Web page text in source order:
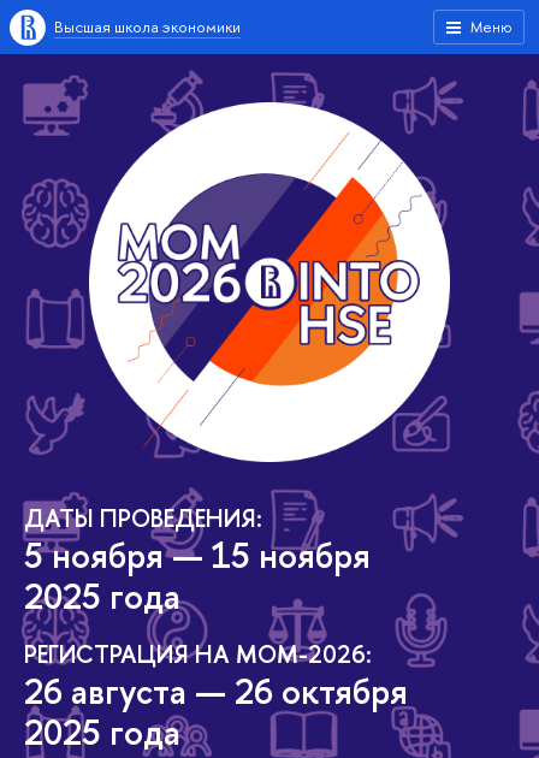
Меню
Высшая школа экономики
ДАТЫ ПРОВЕДЕНИЯ:
5 ноября — 15 ноября
2025 года
РЕГИСТРАЦИЯ НА МОМ-2026:
26 августа — 26 октября
2025 года